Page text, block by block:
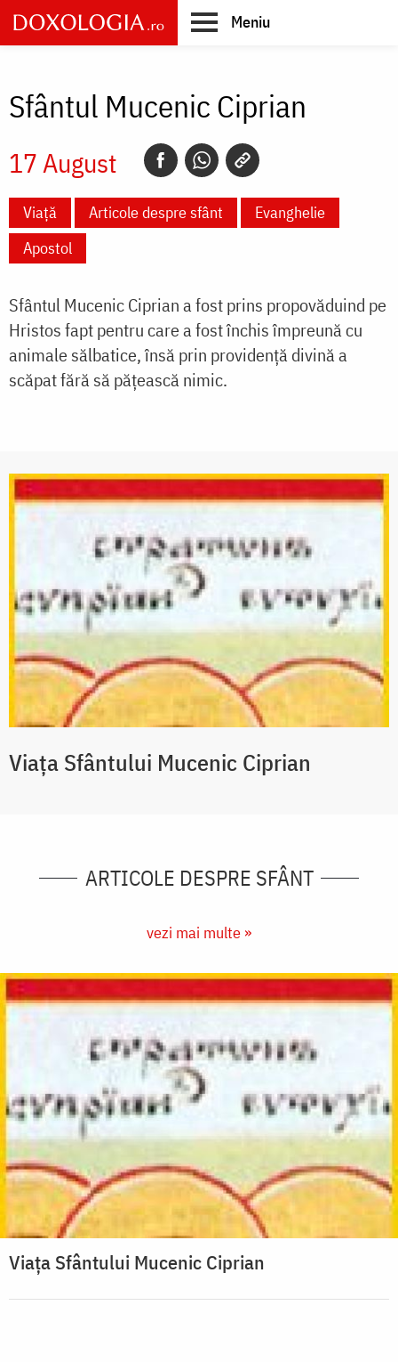
Skip
to
main
Meniu
Sfântul Mucenic Ciprian
17 August
Viață Articole despre sfânt
Evanghelie
Apostol
Sfântul Mucenic Ciprian a fost prins propovăduind pe
Hristos fapt pentru care a fost închis împreună cu
animale sălbatice, însă prin providenţă divină a
scăpat fără să păţească nimic.
Viaţa Sfântului Mucenic Ciprian
ARTICOLE DESPRE SFÂNT
vezi mai multe »
Viaţa Sfântului Mucenic Ciprian